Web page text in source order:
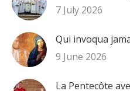
7 July 2026
Qui invoqua
9 June 2026
La Pentecôte